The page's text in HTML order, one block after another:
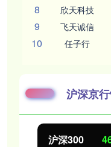
8 欣天科技
9 飞天诚信
10 任子行
沪深京
北证50